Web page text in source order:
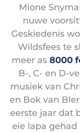
Mione
nuwe
Geskiedenis
Wildsfees te
meer as 8000
B-, C- en D-
musiek van
en Bok van
eerste jaar dat
eie lapa